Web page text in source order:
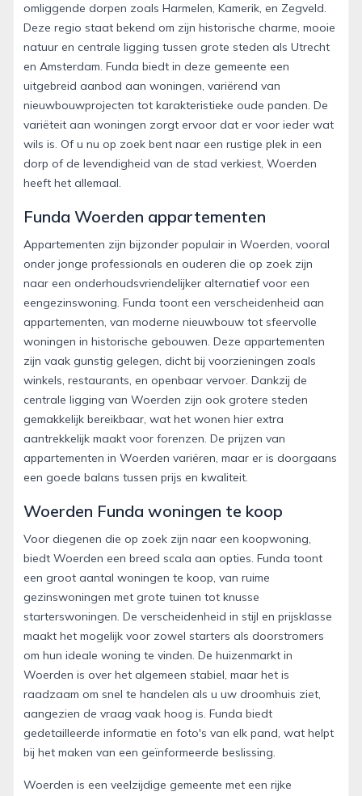
omliggende dorpen zoals Harmelen, Kamerik, en Zegveld.
Deze regio staat bekend om zijn historische charme, mooie
natuur en centrale ligging tussen grote steden als Utrecht
en Amsterdam. Funda biedt in deze gemeente een
uitgebreid aanbod aan woningen, variërend van
nieuwbouwprojecten tot karakteristieke oude panden. De
variëteit aan woningen zorgt ervoor dat er voor ieder wat
wils is. Of u nu op zoek bent naar een rustige plek in een
dorp of de levendigheid van de stad verkiest, Woerden
heeft het allemaal.
Funda Woerden appartementen
Appartementen zijn bijzonder populair in Woerden, vooral
onder jonge professionals en ouderen die op zoek zijn
naar een onderhoudsvriendelijker alternatief voor een
eengezinswoning. Funda toont een verscheidenheid aan
appartementen, van moderne nieuwbouw tot sfeervolle
woningen in historische gebouwen. Deze appartementen
zijn vaak gunstig gelegen, dicht bij voorzieningen zoals
winkels, restaurants, en openbaar vervoer. Dankzij de
centrale ligging van Woerden zijn ook grotere steden
gemakkelijk bereikbaar, wat het wonen hier extra
aantrekkelijk maakt voor forenzen. De prijzen van
appartementen in Woerden variëren, maar er is doorgaans
een goede balans tussen prijs en kwaliteit.
Woerden Funda woningen te koop
Voor diegenen die op zoek zijn naar een koopwoning,
biedt Woerden een breed scala aan opties. Funda toont
een groot aantal woningen te koop, van ruime
gezinswoningen met grote tuinen tot knusse
starterswoningen. De verscheidenheid in stijl en prijsklasse
maakt het mogelijk voor zowel starters als doorstromers
om hun ideale woning te vinden. De huizenmarkt in
Woerden is over het algemeen stabiel, maar het is
raadzaam om snel te handelen als u uw droomhuis ziet,
aangezien de vraag vaak hoog is. Funda biedt
gedetailleerde informatie en foto's van elk pand, wat helpt
bij het maken van een geïnformeerde beslissing.
Woerden is een veelzijdige gemeente met een rijke